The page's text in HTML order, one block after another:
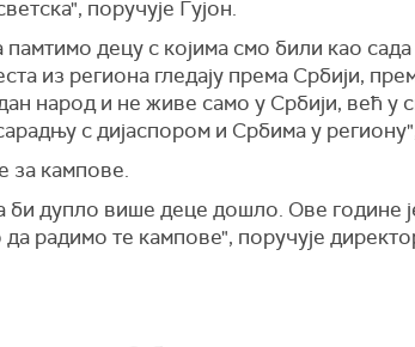
поручује Гујон.
децу с којима смо били као сада
из региона гледају према Србији,
народ и не живе само у Србији, већ у
с дијаспором и Србима у
за кампове.
дупло више деце дошло. Ове године
радимо те кампове", поручује